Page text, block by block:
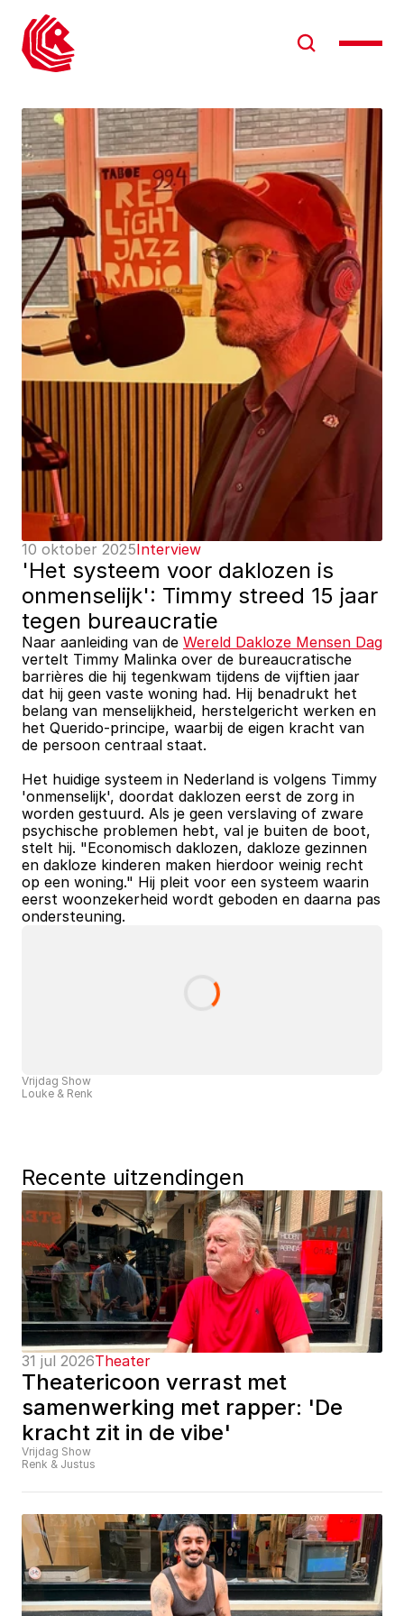
10 oktober 2025Interview
'Het systeem voor daklozen is
onmenselijk': Timmy streed 15 jaar
tegen bureaucratie
Naar aanleiding van de Wereld Dakloze Mensen Dag
vertelt Timmy Malinka over de bureaucratische
barrières die hij tegenkwam tijdens de vijftien jaar
dat hij geen vaste woning had. Hij benadrukt het
belang van menselijkheid, herstelgericht werken en
het Querido-principe, waarbij de eigen kracht van
de persoon centraal staat.
Het huidige systeem in Nederland is volgens Timmy
'onmenselijk', doordat daklozen eerst de zorg in
worden gestuurd. Als je geen verslaving of zware
psychische problemen hebt, val je buiten de boot,
stelt hij. "Economisch daklozen, dakloze gezinnen
en dakloze kinderen maken hierdoor weinig recht
op een woning." Hij pleit voor een systeem waarin
eerst woonzekerheid wordt geboden en daarna pas
ondersteuning.
Vrijdag Show
Louke & Renk
Recente uitzendingen
31 jul 2026Theater
Theatericoon verrast met
samenwerking met rapper: 'De
kracht zit in de vibe'
Vrijdag Show
Renk & Justus